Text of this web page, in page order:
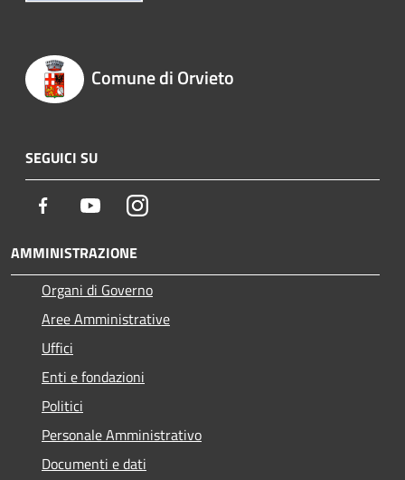
Comune di Orvieto
SEGUICI SU
Facebook YoutubeInstagram
AMMINISTRAZIONE
Organi di Governo
Aree Amministrative
Uffici
Enti e fondazioni
Politici
Personale Amministrativo
Documenti e dati